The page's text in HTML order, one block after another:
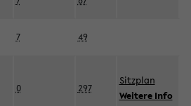
7 49
0 297
Sitzplan
Weitere Info